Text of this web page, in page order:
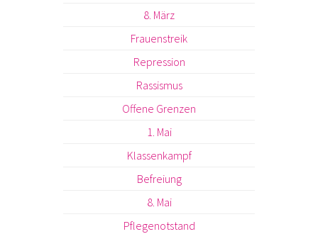
8. März
Frauenstreik
Repression
Rassismus
Offene Grenzen
1. Mai
Klassenkampf
Befreiung
8. Mai
Pflegenotstand